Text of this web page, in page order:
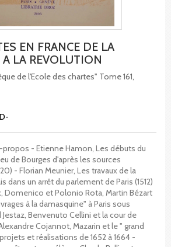
EN FRANCE DE LA
A LA REVOLUTION
de l'Ecole des chartes" Tome 161,
propos - Etienne Hamon, Les débuts du
de Bourges d'après les sources
- Florian Meunier, Les travaux de la
dans un arrêt du parlement de Paris (1512)
Domenico et Polonio Rota, Martin Bézart
à la damasquine" à Paris sous
Jestaz, Benvenuto Cellini et la cour de
Cojannot, Mazarin et le " grand
et réalisations de 1652 à 1664 -